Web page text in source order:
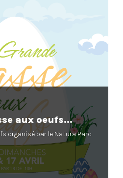
aux oeufs...
organisé par le Natura Parc